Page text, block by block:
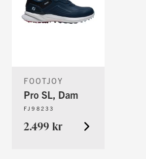
FOOTJOY
Pro SL, Dam
FJ98233
2.499 kr